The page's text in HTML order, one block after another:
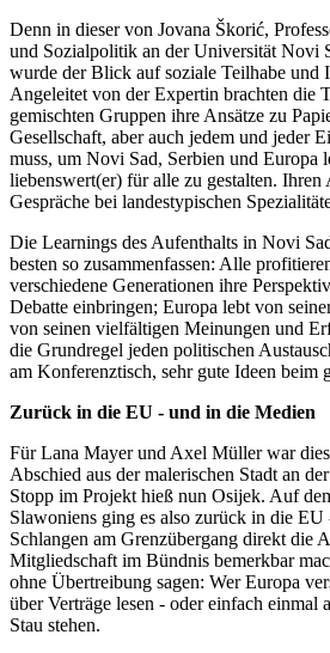
Denn in dieser von Jovana Škorić,
und Sozialpolitik an der Universität Novi
wurde der Blick auf soziale Teilhabe und
Angeleitet von der Expertin brachten die
gemischten Gruppen ihre Ansätze zu
Gesellschaft, aber auch jedem und jeder
muss, um Novi Sad, Serbien und Europa
liebenswert(er) für alle zu gestalten. Ihren
Gespräche bei landestypischen
Die Learnings des Aufenthalts in Novi
besten so zusammenfassen: Alle
verschiedene Generationen ihre
Debatte einbringen; Europa lebt von
von seinen vielfältigen Meinungen und
die Grundregel jeden politischen
am Konferenztisch, sehr gute Ideen beim
Zurück in die EU - und in die Medien
Für Lana Mayer und Axel Müller war
Abschied aus der malerischen Stadt an
Stopp im Projekt hieß nun Osijek. Auf
Slawoniens ging es also zurück in die
Schlangen am Grenzübergang direkt die
Mitgliedschaft im Bündnis bemerkbar
ohne Übertreibung sagen: Wer Europa
über Verträge lesen - oder einfach einmal
Stau stehen.